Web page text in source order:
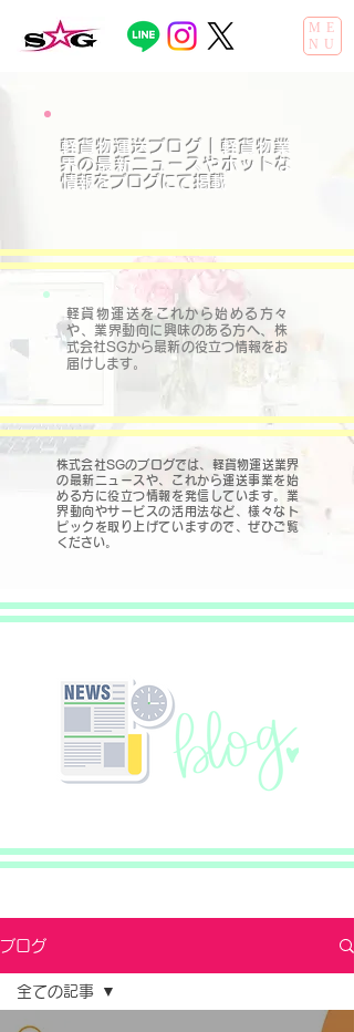
ME
NU
軽貨物運送ブログ｜​軽貨物業
界の最新ニュースやホットな
情報をブログにて掲載
軽貨物運送をこれから始める方々
や、業界動向に興味のある方へ、株
式会社SGから最新の役立つ情報をお
届けします。
株式会社SGのブログでは、軽貨物運送業界
の最新ニュースや、これから運送事業を始
める方に役立つ情報を発信しています。業
界動向やサービスの活用法など、様々なト
ピックを取り上げていますので、ぜひご覧
ください。
ブログ
全ての記事